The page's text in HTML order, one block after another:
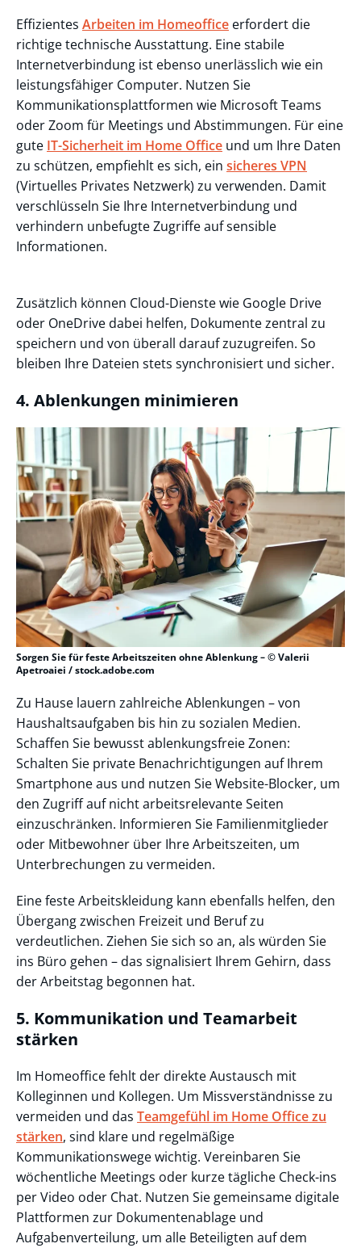
Effizientes Arbeiten im Homeoffice erfordert die
richtige technische Ausstattung. Eine stabile
Internetverbindung ist ebenso unerlässlich wie ein
leistungsfähiger Computer. Nutzen Sie
Kommunikationsplattformen wie Microsoft Teams
oder Zoom für Meetings und Abstimmungen. Für eine
gute IT-Sicherheit im Home Office und um Ihre Daten
zu schützen, empfiehlt es sich, ein sicheres VPN
(Virtuelles Privates Netzwerk) zu verwenden. Damit
verschlüsseln Sie Ihre Internetverbindung und
verhindern unbefugte Zugriffe auf sensible
Informationen.
Zusätzlich können Cloud-Dienste wie Google Drive
oder OneDrive dabei helfen, Dokumente zentral zu
speichern und von überall darauf zuzugreifen. So
bleiben Ihre Dateien stets synchronisiert und sicher.
4. Ablenkungen minimieren
Sorgen Sie für feste Arbeitszeiten ohne Ablenkung – © Valerii
Apetroaiei / stock.adobe.com
Zu Hause lauern zahlreiche Ablenkungen – von
Haushaltsaufgaben bis hin zu sozialen Medien.
Schaffen Sie bewusst ablenkungsfreie Zonen:
Schalten Sie private Benachrichtigungen auf Ihrem
Smartphone aus und nutzen Sie Website-Blocker, um
den Zugriff auf nicht arbeitsrelevante Seiten
einzuschränken. Informieren Sie Familienmitglieder
oder Mitbewohner über Ihre Arbeitszeiten, um
Unterbrechungen zu vermeiden.
Eine feste Arbeitskleidung kann ebenfalls helfen, den
Übergang zwischen Freizeit und Beruf zu
verdeutlichen. Ziehen Sie sich so an, als würden Sie
ins Büro gehen – das signalisiert Ihrem Gehirn, dass
der Arbeitstag begonnen hat.
5. Kommunikation und Teamarbeit
stärken
Im Homeoffice fehlt der direkte Austausch mit
Kolleginnen und Kollegen. Um Missverständnisse zu
vermeiden und das Teamgefühl im Home Office zu
stärken, sind klare und regelmäßige
Kommunikationswege wichtig. Vereinbaren Sie
wöchentliche Meetings oder kurze tägliche Check-ins
per Video oder Chat. Nutzen Sie gemeinsame digitale
Plattformen zur Dokumentenablage und
Aufgabenverteilung, um alle Beteiligten auf dem